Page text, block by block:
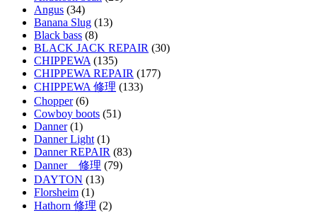
Angus (34)
Banana Slug (13)
Black bass (8)
BLACK JACK REPAIR (30)
CHIPPEWA (135)
CHIPPEWA REPAIR (177)
CHIPPEWA 修理 (133)
Chopper(6)
Cowboy boots (51)
Danner(1)
Danner Light (1)
Danner REPAIR (83)
Danner 修理 (79)
DAYTON (13)
Florsheim (1)
Hathorn 修理 (2)